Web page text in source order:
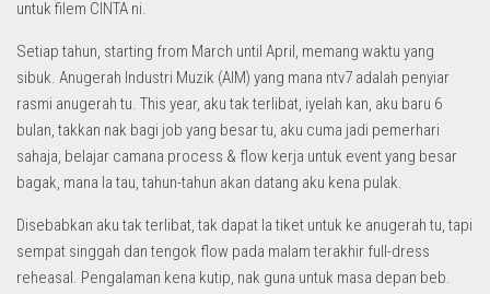
untuk filem CINTA ni.
Setiap tahun, starting from March until April, memang waktu yang
sibuk. Anugerah Industri Muzik (AIM) yang mana ntv7 adalah penyiar
rasmi anugerah tu. This year, aku tak terlibat, iyelah kan, aku baru 6
bulan, takkan nak bagi job yang besar tu, aku cuma jadi pemerhari
sahaja, belajar camana process & flow kerja untuk event yang besar
bagak, mana la tau, tahun-tahun akan datang aku kena pulak.
Disebabkan aku tak terlibat, tak dapat la tiket untuk ke anugerah tu, tapi
sempat singgah dan tengok flow pada malam terakhir full-dress
reheasal. Pengalaman kena kutip, nak guna untuk masa depan beb.